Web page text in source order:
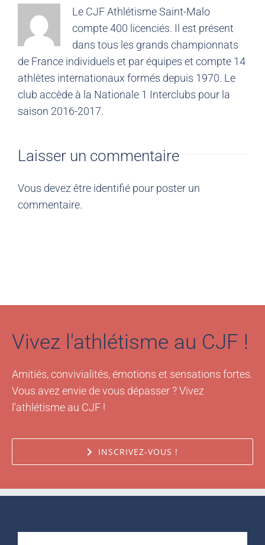
Le CJF Athlétisme Saint-Malo
compte 400 licenciés. Il est présent
dans tous les grands championnats
de France individuels et par équipes et compte 14
athlètes internationaux formés depuis 1970. Le
club accède à la Nationale 1 Interclubs pour la
saison 2016-2017.
Laisser un commentaire
Vous devez être identifié pour poster un
commentaire.
Vivez l'athlétisme au CJF !
Amitiés, convivialités, émotions et sensations fortes.
Vous avez envie de vous dépasser ? Vivez
l'athlétisme au CJF !
INSCRIVEZ-VOUS !